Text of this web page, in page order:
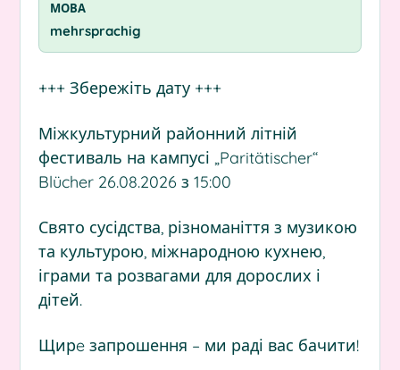
МОВА
mehrsprachig
+++ Збережіть дату +++
Міжкультурний районний літній
фестиваль на кампусі „Paritätischer“
Blücher 26.08.2026 з 15:00
Свято сусідства, різноманіття з музикою
та культурою, міжнародною кухнею,
іграми та розвагами для дорослих і
дітей.
Щирe запрошення – ми раді вас бачити!